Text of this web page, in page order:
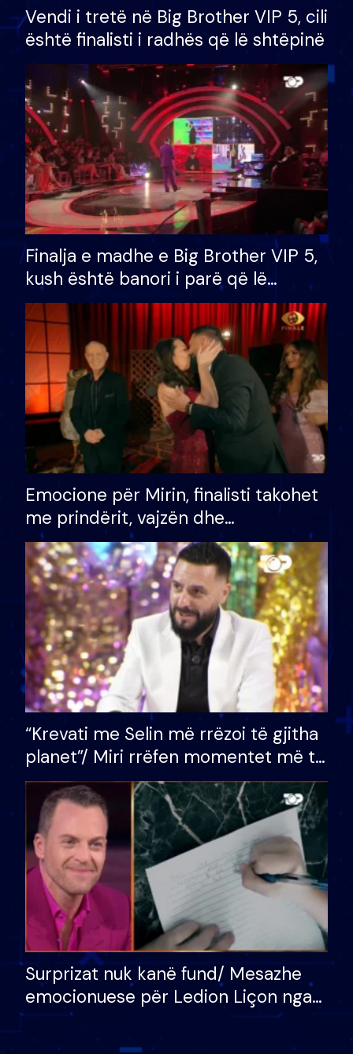
Vendi i tretë në Big Brother VIP 5, cili
është finalisti i radhës që lë shtëpinë
Finalja e madhe e Big Brother VIP 5,
kush është banori i parë që lë
shtëpinë dhe humb mundësinë për
të fituar çmimin e madh
Emocione për Mirin, finalisti takohet
me prindërit, vajzën dhe
bashkëshorten: S’kemi ndonjë letër
divorci apo jo?
“Krevati me Selin më rrëzoi të gjitha
planet”/ Miri rrëfen momentet më të
bukura në shtëpinë e BB VIP: Do më
mungojë zilja e mëngjesit kur…
Surprizat nuk kanë fund/ Mesazhe
emocionuese për Ledion Liçon nga
nëna dhe fëmijët e tij, moderatori
nuk i mban dot lotët: Nuk meritoj…